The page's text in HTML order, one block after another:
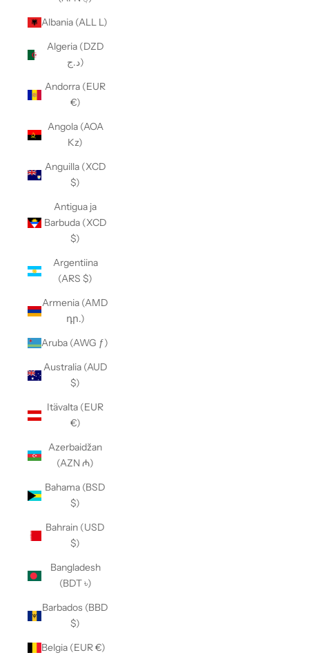
Albania (ALL L)
Algeria (DZD
د.ج)
Andorra (EUR
€)
Angola (AOA
Kz)
Anguilla (XCD
$)
Antigua ja
Barbuda (XCD
$)
Argentiina
(ARS $)
Armenia (AMD
դր.)
Aruba (AWG ƒ)
Australia (AUD
$)
Itävalta (EUR
€)
Azerbaidžan
(AZN ₼)
Bahama (BSD
$)
Bahrain (USD
$)
Bangladesh
(BDT ৳)
Barbados (BBD
$)
Belgia (EUR €)